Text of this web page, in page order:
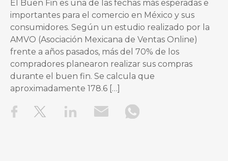
El Buen Fin es una de las fechas más esperadas e
importantes para el comercio en México y sus
consumidores. Según un estudio realizado por la
AMVO (Asociación Mexicana de Ventas Online)
frente a años pasados, más del 70% de los
compradores planearon realizar sus compras
durante el buen fin. Se calcula que
aproximadamente 178.6 […]